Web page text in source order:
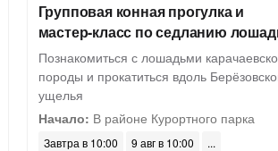
Групповая конная прогулка и
мастер-класс по седланию
Познакомиться с лошадьми
породы и прокатиться вдоль
ущелья
Начало: В районе Курортного парка
Завтра в 10:00 9 авг в 10:00